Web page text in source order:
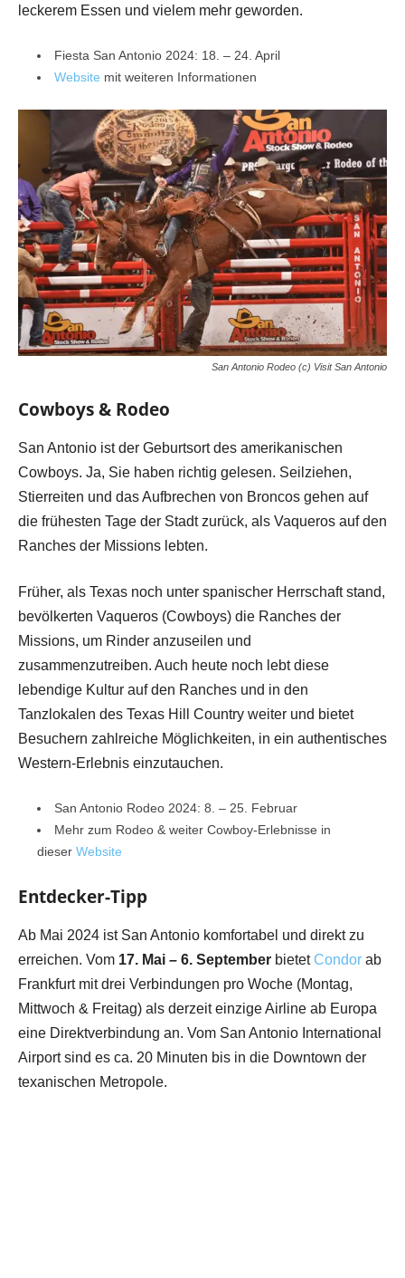
leckerem Essen und vielem mehr geworden.
Fiesta San Antonio 2024: 18. – 24. April
Website mit weiteren Informationen
San Antonio Rodeo (c) Visit San Antonio
Cowboys & Rodeo
San Antonio ist der Geburtsort des amerikanischen
Cowboys. Ja, Sie haben richtig gelesen. Seilziehen,
Stierreiten und das Aufbrechen von Broncos gehen auf
die frühesten Tage der Stadt zurück, als Vaqueros auf den
Ranches der Missions lebten.
Früher, als Texas noch unter spanischer Herrschaft stand,
bevölkerten Vaqueros (Cowboys) die Ranches der
Missions, um Rinder anzuseilen und
zusammenzutreiben. Auch heute noch lebt diese
lebendige Kultur auf den Ranches und in den
Tanzlokalen des Texas Hill Country weiter und bietet
Besuchern zahlreiche Möglichkeiten, in ein authentisches
Western-Erlebnis einzutauchen.
San Antonio Rodeo 2024: 8. – 25. Februar
Mehr zum Rodeo & weiter Cowboy-Erlebnisse in
dieser Website
Entdecker-Tipp
Ab Mai 2024 ist San Antonio komfortabel und direkt zu
erreichen. Vom 17. Mai – 6. September bietetCondor ab
Frankfurt mit drei Verbindungen pro Woche (Montag,
Mittwoch & Freitag) als derzeit einzige Airline ab Europa
eine Direktverbindung an. Vom San Antonio International
Airport sind es ca. 20 Minuten bis in die Downtown der
texanischen Metropole.